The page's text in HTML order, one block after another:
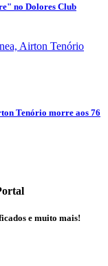
no Dolores Club
Tenório morre aos 76
e muito mais!